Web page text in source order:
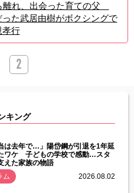
離れ、出会った育ての父
った武居由樹がボクシングで
孝行
2
キング
は去年で…」陽岱鋼が引退を1年延
ワケ 子どもの学校で感動…スタ
えた家族の物語
ム
2026.08.02